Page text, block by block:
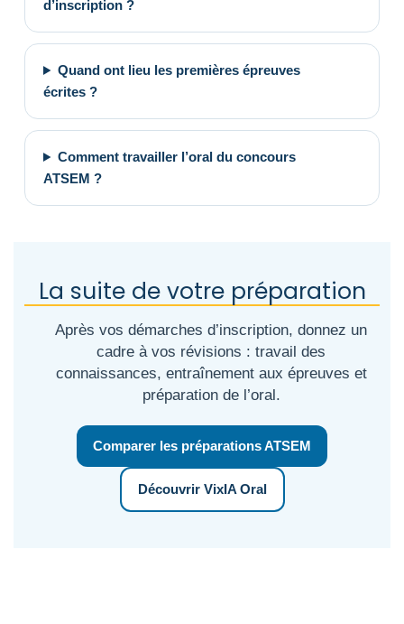
d’inscription ?
Quand ont lieu les premières épreuves
écrites ?
Comment travailler l’oral du concours
ATSEM ?
La suite de votre préparation
Après vos démarches d’inscription, donnez un
cadre à vos révisions : travail des
connaissances, entraînement aux épreuves et
préparation de l’oral.
Comparer les préparations ATSEM
Découvrir VixIA Oral